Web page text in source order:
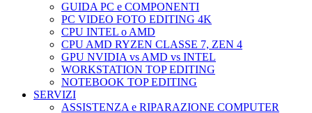
GUIDA PC e COMPONENTI
PC VIDEO FOTO EDITING 4K
CPU INTEL o AMD
CPU AMD RYZEN CLASSE 7, ZEN 4
GPU NVIDIA vs AMD vs INTEL
WORKSTATION TOP EDITING
NOTEBOOK TOP EDITING
SERVIZI
ASSISTENZA e RIPARAZIONE COMPUTER